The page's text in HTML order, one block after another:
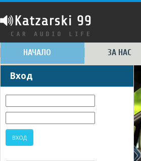
НАЧАЛО ЗА НАС
Вход